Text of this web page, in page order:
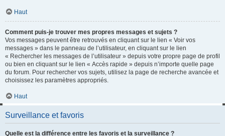
Haut
Comment puis-je trouver mes propres messages et sujets ?
Vos messages peuvent être retrouvés en cliquant sur le lien « Voir vos
messages » dans le panneau de l’utilisateur, en cliquant sur le lien
« Rechercher les messages de l’utilisateur » depuis votre propre page de profil
ou bien en cliquant sur le lien « Accès rapide » depuis n’importe quelle page
du forum. Pour rechercher vos sujets, utilisez la page de recherche avancée et
choisissez les paramètres appropriés.
Haut
Surveillance et favoris
Quelle est la différence entre les favoris et la surveillance ?